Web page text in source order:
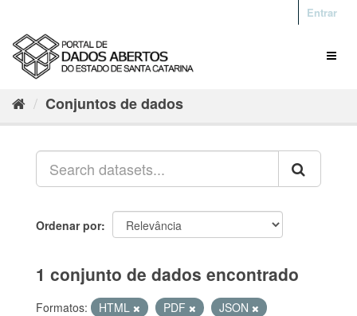
Entrar
Conjuntos de dados
Ordenar por
1 conjunto de dados encontrado
Formatos: HTML PDF
JSON